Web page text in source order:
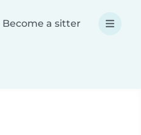
Become a sitter